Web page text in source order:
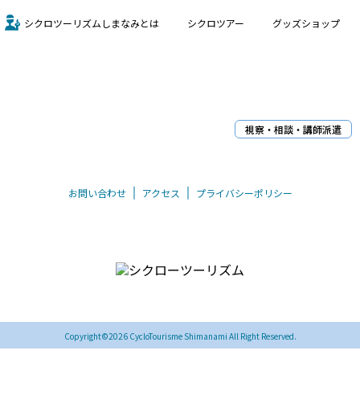
シクロツーリズムしまなみとは シクロツアー グッズショップ
視察・相談・講師派遣
お問い合わせ アクセス プライバシーポリシー
Copyright©2026 CycloTourisme Shimanami All Right Reserved.